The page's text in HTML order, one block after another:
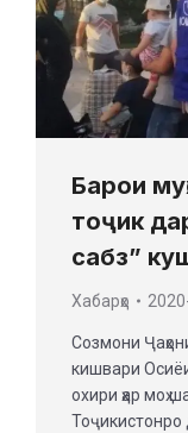
Барои
тоҷик
сабз”
Хабарҳо
Созмони
кишвари
охири ҳар моҳ
Тоҷикистонро